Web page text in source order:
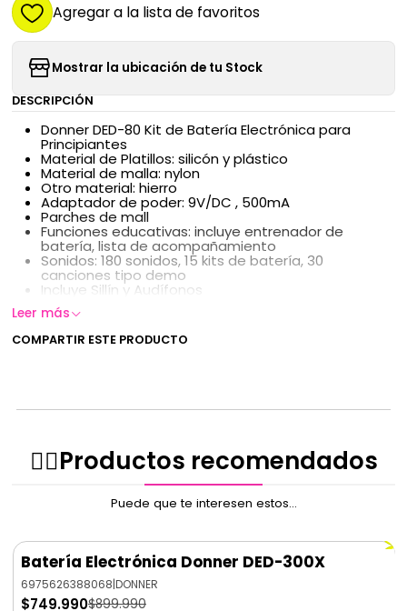
Agregar a la lista de favoritos
Mostrar la ubicación de tu Stock
DESCRIPCIÓN
Donner DED-80 Kit de Batería Electrónica para
Principiantes
Material de Platillos: silicón y plástico
Material de malla: nylon
Otro material: hierro
Adaptador de poder: 9V/DC , 500mA
Parches de mall
Funciones educativas: incluye entrenador de
batería, lista de acompañamiento
Sonidos: 180 sonidos, 15 kits de batería, 30
canciones tipo demo
Incluye Sillín y Audífonos
Leer más
COMPARTIR ESTE PRODUCTO
✌🏻️Productos recomendados
Puede que te interesen estos...
-17% OFF
Batería Electrónica Donner DED-300X
6975626388068|DONNER
$749.990$899.990